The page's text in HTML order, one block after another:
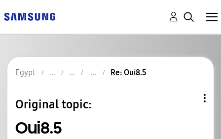
Egypt Re: Oui8.5
Original topic:
Oui8.5